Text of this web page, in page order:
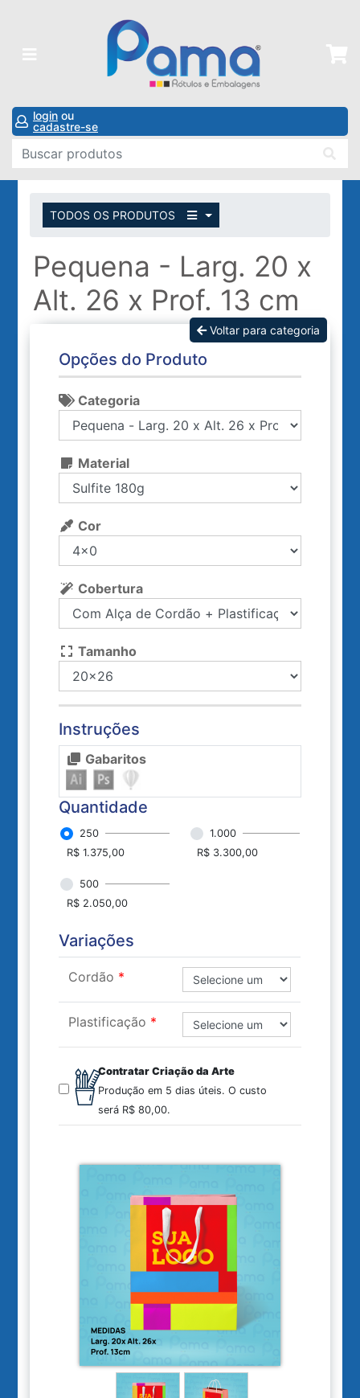
login ou
cadastre-se
TODOS OS PRODUTOS
Pequena - Larg. 20 x
Alt. 26 x Prof. 13 cm
Voltar para categoria
Opções do Produto
Categoria
Material
Cor
Cobertura
Tamanho
Instruções
Gabaritos
Quantidade
250
R$ 1.375,00
1.000
R$ 3.300,00
500
R$ 2.050,00
Variações
Cordão
Plastificação
Contratar Criação da Arte
Produção em 5 dias úteis. O custo
será R$ 80,00.